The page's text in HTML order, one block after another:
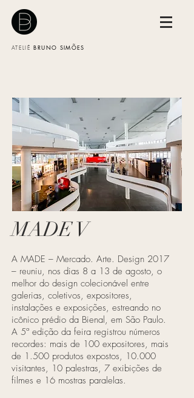
ATELIÊBRUNO SIMÕES
MADE V
A MADE – Mercado. Arte. Design 2017
– reuniu, nos dias 8 a 13 de agosto, o
melhor do design colecionável entre
galerias, coletivos, expositores,
instalações e exposições, estreando no
icônico prédio da Bienal, em São Paulo.
A 5ª edição da feira registrou números
recordes: mais de 100 expositores, mais
de 1.500 produtos expostos, 10.000
visitantes, 10 palestras, 7 exibições de
filmes e 16 mostras paralelas.